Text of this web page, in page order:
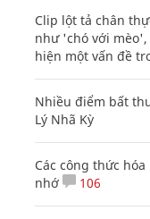
Clip lột tả chân
như 'chó với
hiện một vấn đề
Nhiều điểm bất
Lý Nhã Kỳ
Các công thức
nhớ
106